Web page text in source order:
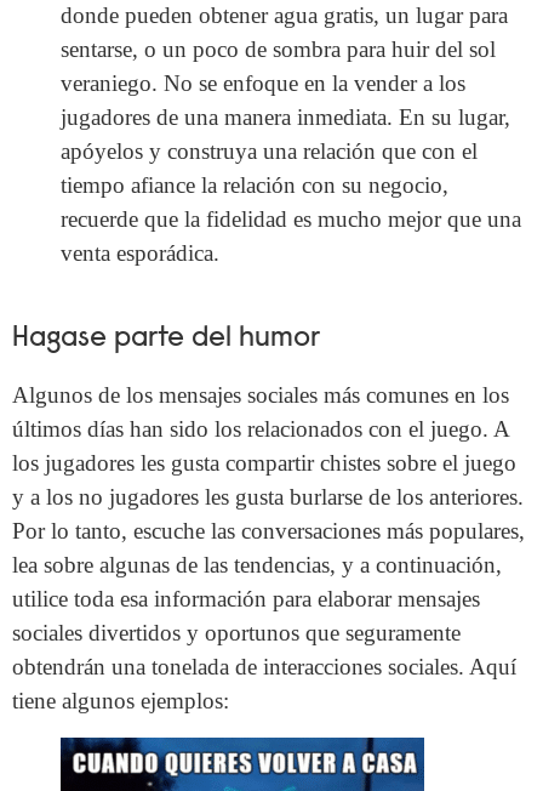
donde pueden obtener agua gratis, un lugar para
sentarse, o un poco de sombra para huir del sol
veraniego. No se enfoque en la vender a los
jugadores de una manera inmediata. En su lugar,
apóyelos y construya una relación que con el
tiempo afiance la relación con su negocio,
recuerde que la fidelidad es mucho mejor que una
venta esporádica.
Hagase parte del humor
Algunos de los mensajes sociales más comunes en los
últimos días han sido los relacionados con el juego. A
los jugadores les gusta compartir chistes sobre el juego
y a los no jugadores les gusta burlarse de los anteriores.
Por lo tanto, escuche las conversaciones más populares,
lea sobre algunas de las tendencias, y a continuación,
utilice toda esa información para elaborar mensajes
sociales divertidos y oportunos que seguramente
obtendrán una tonelada de interacciones sociales. Aquí
tiene algunos ejemplos: